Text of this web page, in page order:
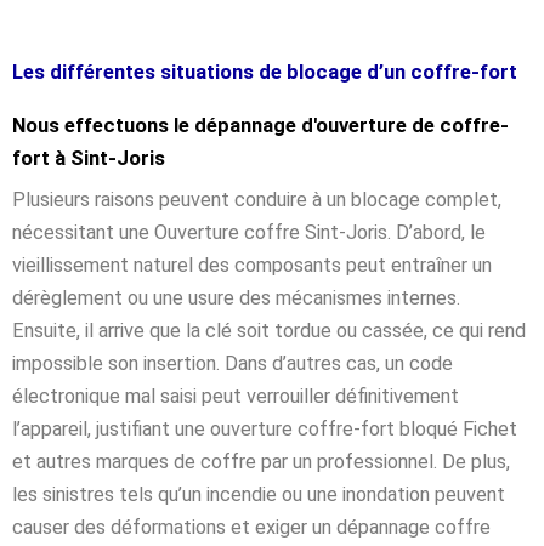
Les différentes situations de blocage d’un coffre-fort
Nous effectuons le dépannage d'ouverture de coffre-
fort à Sint-Joris
Plusieurs raisons peuvent conduire à un blocage complet,
nécessitant une Ouverture coffre Sint-Joris. D’abord, le
vieillissement naturel des composants peut entraîner un
dérèglement ou une usure des mécanismes internes.
Ensuite, il arrive que la clé soit tordue ou cassée, ce qui rend
impossible son insertion. Dans d’autres cas, un code
électronique mal saisi peut verrouiller définitivement
l’appareil, justifiant une ouverture coffre-fort bloqué Fichet
et autres marques de coffre par un professionnel. De plus,
les sinistres tels qu’un incendie ou une inondation peuvent
causer des déformations et exiger un dépannage coffre